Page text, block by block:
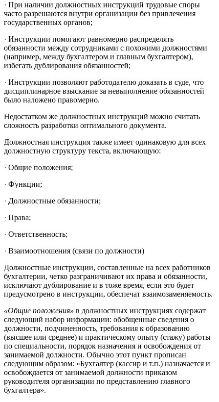
· При наличии должностных инструкций трудовые споры
часто разрешаются внутри организации без привлечения
государственных органов;
· Инструкции помогают равномерно распределять
обязанности между сотрудниками с похожими должностями
(например, между бухгалтером и главным бухгалтером),
избегать дублирования обязанностей;
· Инструкции позволяют работодателю доказать в суде, что
дисциплинарное взыскание за невыполнение обязанностей
было наложено правомерно.
Недостатком же должностных инструкций можно считать
сложность разработки оптимального документа.
Должностная инструкция также имеет одинаковую для всех
должностную структуру текста, включающую:
· Общие положения;
· Функции;
· Должностные обязанности;
· Права;
· Ответственность;
· Взаимоотношения (связи по должности)
Должностные инструкции, составленные на всех работников
бухгалтерии, четко разграничивают их права и обязанности,
исключают дублирование и в тоже время, если это будет
предусмотрено в инструкции, обеспечат взаимозаменяемость.
«Общие положения» в должностных инструкциях содержат
следующий набор информации: обобщенные сведения о
должности, подчиненность, требования к образованию
(высшее или среднее) и практическому опыту (стажу) работы
по специальности, порядок назначения и освобождения от
занимаемой должности. Обычно этот пункт прописан
следующим образом: «Бухгалтер (кассир и т.п.) назначается и
освобождается от занимаемой должности приказом
руководителя организации по представлению главного
бухгалтера».